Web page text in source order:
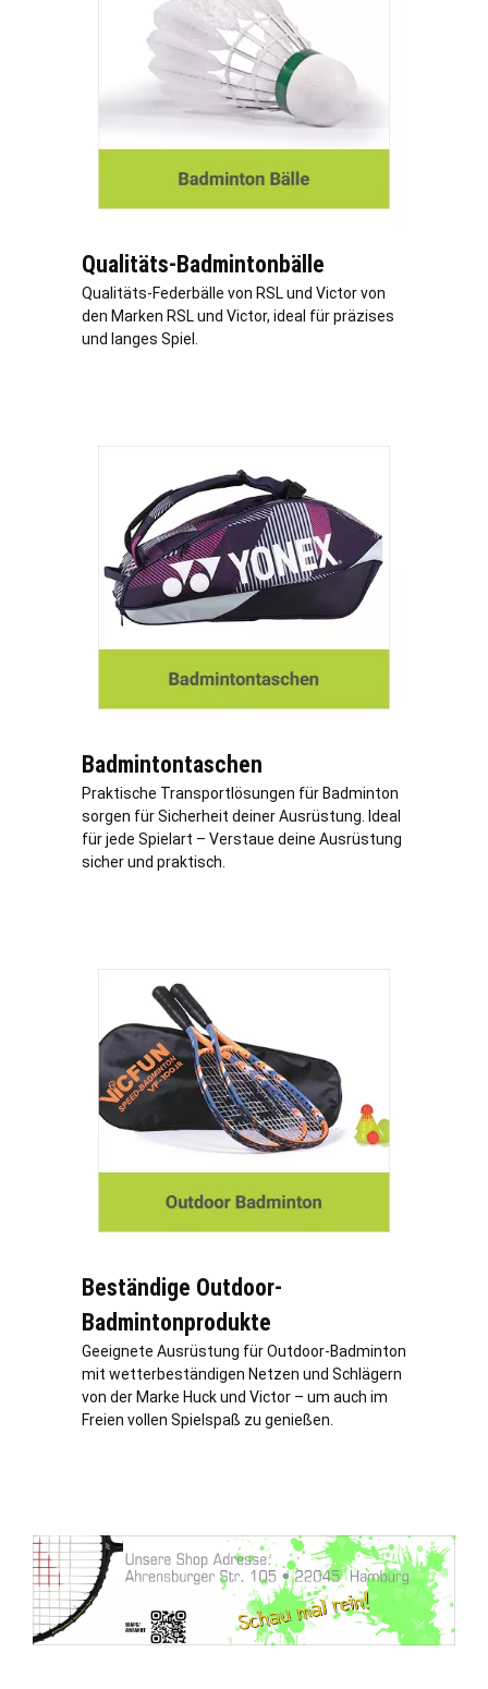
Qualitäts-Badmintonbälle
Qualitäts-Federbälle von RSL und Victor von
den Marken RSL und Victor, ideal für präzises
und langes Spiel.
Badmintontaschen
Praktische Transportlösungen für Badminton
sorgen für Sicherheit deiner Ausrüstung. Ideal
für jede Spielart – Verstaue deine Ausrüstung
sicher und praktisch.
Beständige Outdoor-
Badmintonprodukte
Geeignete Ausrüstung für Outdoor-Badminton
mit wetterbeständigen Netzen und Schlägern
von der Marke Huck und Victor – um auch im
Freien vollen Spielspaß zu genießen.